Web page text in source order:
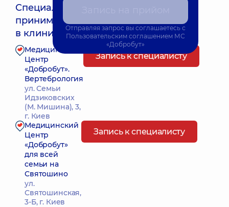
Специалист
принимает
в клиниках:
Ближайшее время приема: Сьогодні о 09:00
Медицинский
Центр
«Добробут».
Вертебрология
ул. Семьи
Идзиковских
(М. Мишина), 3,
г. Киев
Запись к специалисту
Медицинский
Центр
«Добробут»
для всей
семьи на
Святошино
ул.
Святошинская,
3-Б, г. Киев
Запись к специалисту
Отправляя запрос вы соглашаетесь с
Пользовательским соглашением МС
«Добробут»